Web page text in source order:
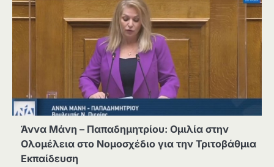
Άννα Μάνη – Παπαδημητρίου: Ομιλία στην
Ολομέλεια στο Νομοσχέδιο για την Τριτοβάθμια
Εκπαίδευση